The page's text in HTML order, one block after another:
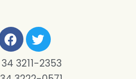
34 3211-2353